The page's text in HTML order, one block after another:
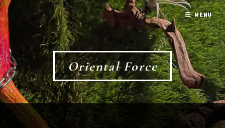
Oriental Force
MENU